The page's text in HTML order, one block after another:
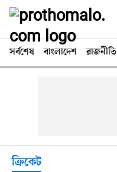
সর্বশেষ বাংলাদেশ রাজনীতি
ক্রিকেট